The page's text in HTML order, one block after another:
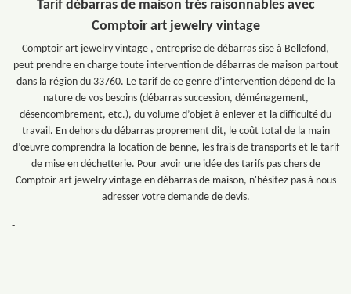
Tarif débarras de maison très raisonnables avec
Comptoir art jewelry vintage
Comptoir art jewelry vintage , entreprise de débarras sise à Bellefond,
peut prendre en charge toute intervention de débarras de maison partout
dans la région du 33760. Le tarif de ce genre d’intervention dépend de la
nature de vos besoins (débarras succession, déménagement,
désencombrement, etc.), du volume d’objet à enlever et la difficulté du
travail. En dehors du débarras proprement dit, le coût total de la main
d’œuvre comprendra la location de benne, les frais de transports et le tarif
de mise en déchetterie. Pour avoir une idée des tarifs pas chers de
Comptoir art jewelry vintage en débarras de maison, n'hésitez pas à nous
adresser votre demande de devis.
-